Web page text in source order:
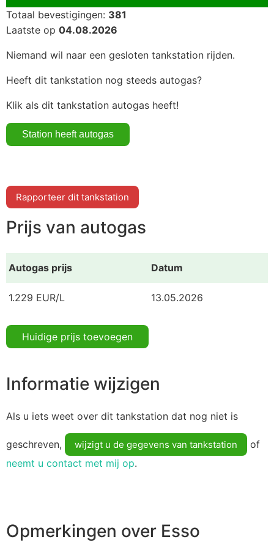
Totaal bevestigingen: 381
Laatste op 04.08.2026
Niemand wil naar een gesloten tankstation rijden.
Heeft dit tankstation nog steeds autogas?
Klik als dit tankstation autogas heeft!
Rapporteer dit tankstation
Prijs van autogas
Autogas prijs Datum
1.229 EUR/L 13.05.2026
Huidige prijs toevoegen
Informatie wijzigen
Als u iets weet over dit tankstation dat nog niet is
geschreven, wijzigt u de gegevens van tankstation
of
neemt u contact met mij op.
Opmerkingen over Esso